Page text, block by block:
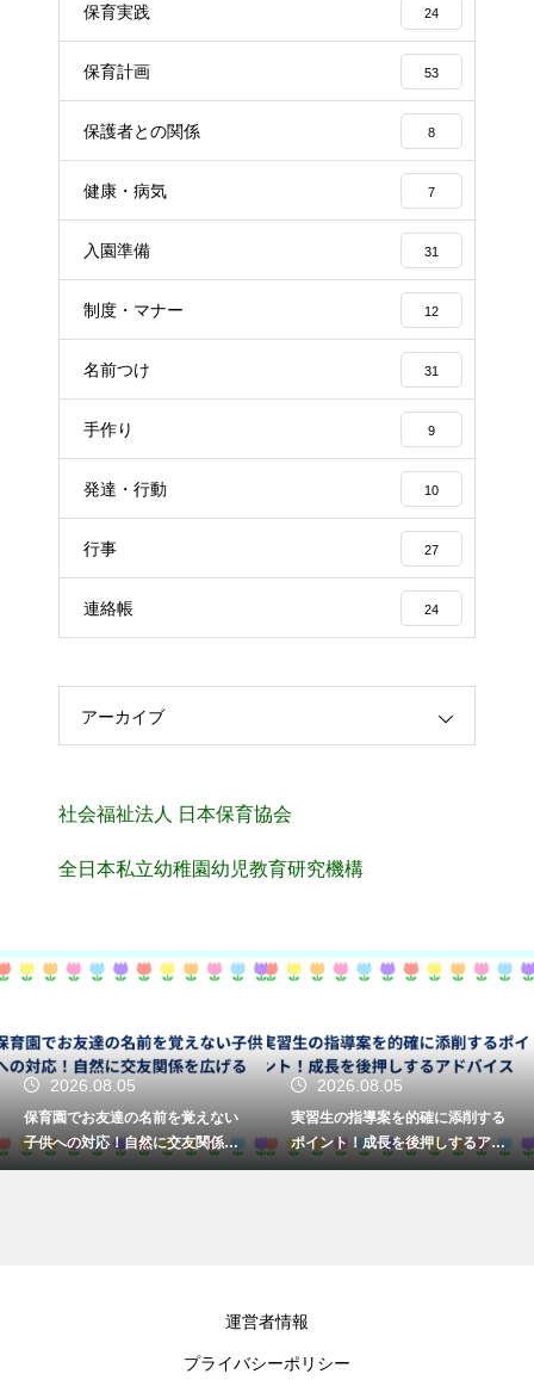
保育実践 24
保育計画 53
保護者との関係 8
健康・病気 7
入園準備 31
制度・マナー 12
名前つけ 31
手作り 9
発達・行動 10
行事 27
連絡帳 24
アーカイブ
社会福祉法人 日本保育協会
全日本私立幼稚園幼児教育研究機構
2026.08.05
保育園でお友達の名前を覚えない
子供への対応！自然に交友関係を
広げる
2026.08.05
実習生の指導案を的確に添削する
ポイント！成長を後押しするアド
バイス
運営者情報
プライバシーポリシー